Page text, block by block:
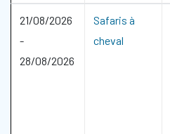
21/08/2026
-
28/08/2026
Safaris à
cheval